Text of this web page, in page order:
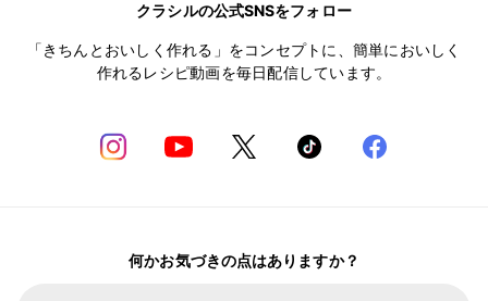
クラシルの公式SNSをフォロー
「きちんとおいしく作れる」をコンセプトに、簡単においしく
作れるレシピ動画を毎日配信しています。
何かお気づきの点はありますか？